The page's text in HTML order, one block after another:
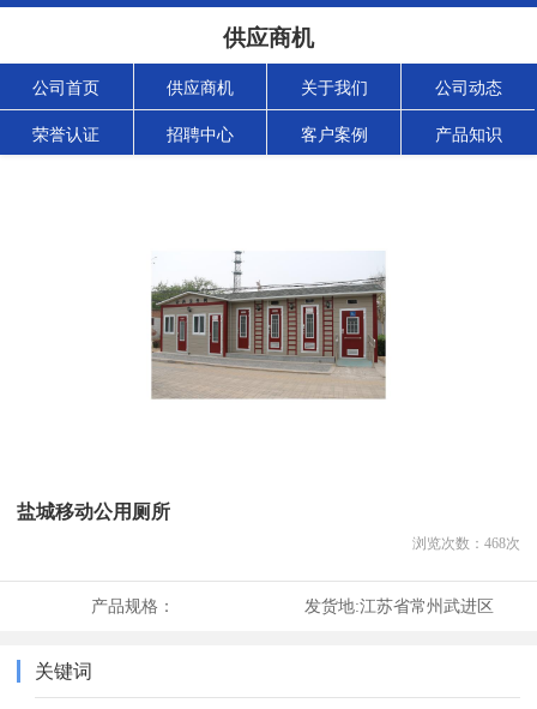
供应商机
公司首页 供应商机 关于我们 公司动态
荣誉认证 招聘中心 客户案例 产品知识
盐城移动公用厕所
浏览次数： 468次
产品规格： 发货地:江苏省常州武进区
关键词